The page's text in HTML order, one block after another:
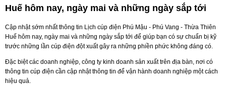
Huế hôm nay, ngày mai và những ngày sắp tới
Cập nhật sớm nhất thông tin Lịch cúp điện Phú Mậu - Phú Vang - Thừa Thiên
Huế hôm nay, ngày mai và những ngày sắp tới để giúp bạn có sự chuẩn bị kỹ
trước những lần cúp điện đột xuất gây ra những phiền phức không đáng có.
Đặc biệt các doanh nghiệp, công ty kinh doanh sản xuất trên địa bàn, nơi có
thông tin cúp điện cần cập nhật thông tin để vận hành doanh nghiệp một cách
hiệu quả.